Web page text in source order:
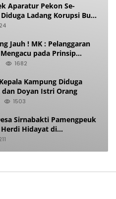
Aparatur Pekon Se-
Ladang Korupsi Buat
Jauh ! MK : Pelanggaran
pada Prinsip
1682
Kampung Diduga
dan Doyan Istri Orang
1503
Sirnabakti Pamengpeuk
Hidayat di
Jabatan nya